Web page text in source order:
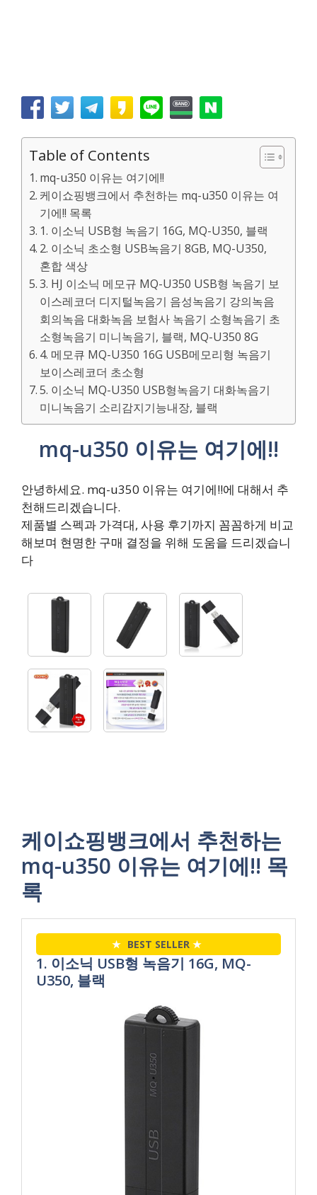
Table of Contents
mq-u350 이유는 여기에!!
케이쇼핑뱅크에서 추천하는 mq-u350 이유는 여
기에!! 목록
1. 이소닉 USB형 녹음기 16G, MQ-U350, 블랙
2. 이소닉 초소형 USB녹음기 8GB, MQ-U350,
혼합 색상
3. HJ 이소닉 메모규 MQ-U350 USB형 녹음기 보
이스레코더 디지털녹음기 음성녹음기 강의녹음
회의녹음 대화녹음 보험사 녹음기 소형녹음기 초
소형녹음기 미니녹음기, 블랙, MQ-U350 8G
4. 메모큐 MQ-U350 16G USB메모리형 녹음기
보이스레코더 초소형
5. 이소닉 MQ-U350 USB형녹음기 대화녹음기
미니녹음기 소리감지기능내장, 블랙
mq-u350 이유는 여기에!!
안녕하세요. mq-u350 이유는 여기에!!에 대해서 추
천해드리겠습니다.
제품별 스펙과 가격대, 사용 후기까지 꼼꼼하게 비교
해보며 현명한 구매 결정을 위해 도움을 드리겠습니
다
케이쇼핑뱅크에서 추천하는
mq-u350 이유는 여기에!! 목
록
★ BEST SELLER ★
1. 이소닉 USB형 녹음기 16G, MQ-
U350, 블랙